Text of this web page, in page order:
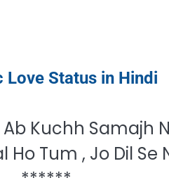
Love Status in Hindi
Kuchh Samajh
Ho Tum , Jo Dil Se
******